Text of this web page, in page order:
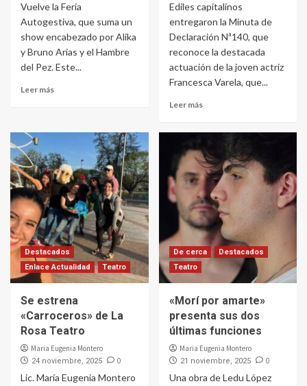
Vuelve la Feria
Autogestiva, que suma un
show encabezado por Alika
y Bruno Arias y el Hambre
del Pez. Este...
Leer más
Ediles capitalinos
entregaron la Minuta de
Declaración Nª140, que
reconoce la destacada
actuación de la joven actriz
Francesca Varela, que...
Leer más
Destacados
Enlace Actualidad
Teatro
Se estrena
«Carroceros» de La
Rosa Teatro
Maria Eugenia Montero
24 noviembre, 2025 0
Lic. María Eugenia Montero
De cerca
Destacados
Teatro
«Morí por amarte»
presenta sus dos
últimas funciones
Maria Eugenia Montero
21 noviembre, 2025 0
Una obra de Ledu López